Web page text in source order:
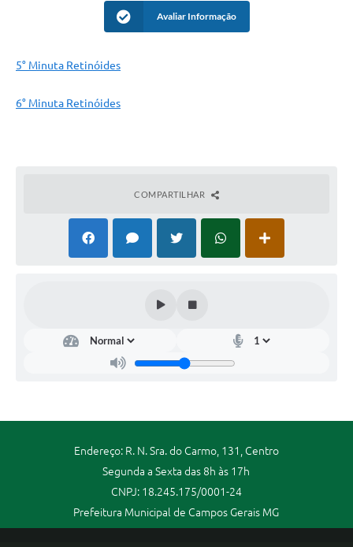
Avaliar Informação
5° Minuta Retinóides
6° Minuta Retinóides
COMPARTILHAR
Endereço: R. N. Sra. do Carmo, 131, Centro
Segunda a Sexta das 8h às 17h
CNPJ: 18.245.175/0001-24
Prefeitura Municipal de Campos Gerais MG